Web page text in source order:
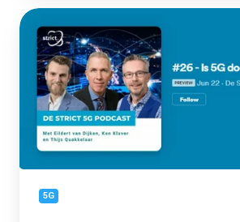
Is
dood?
Strict
Podcast
5G